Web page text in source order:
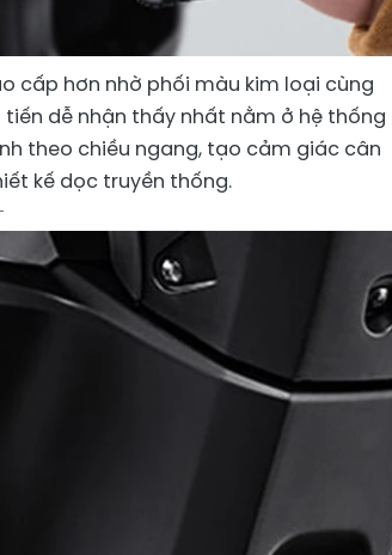
cấp hơn nhờ phối màu kim loại cùng
dễ nhận thấy nhất nằm ở hệ thống
theo chiều ngang, tạo cảm giác cân
kế dọc truyền thống.